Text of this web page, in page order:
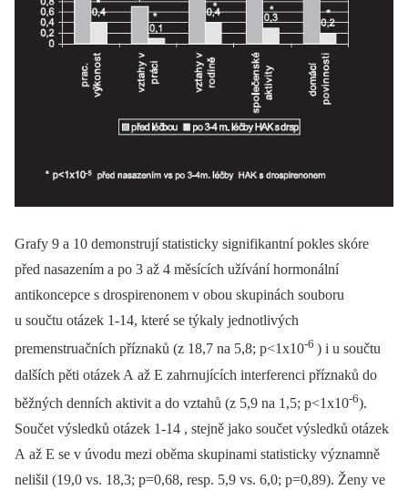
Grafy 9 a 10 demonstrují statisticky signifikantní pokles skóre
před nasazením a po 3 až 4 měsících užívání hormonální
antikoncepce s drospirenonem v obou skupinách souboru
u součtu otázek 1-14, které se týkaly jednotlivých
premenstruačních příznaků (z 18,7 na 5,8; p<1x10-6 ) i u součtu
dalších pěti otázek A až E zahrnujících interferenci příznaků do
běžných denních aktivit a do vztahů (z 5,9 na 1,5; p<1x10-6).
Součet výsledků otázek 1-14 , stejně jako součet výsledků otázek
A až E se v úvodu mezi oběma skupinami statisticky významně
nelišil (19,0 vs. 18,3; p=0,68, resp. 5,9 vs. 6,0; p=0,89). Ženy ve